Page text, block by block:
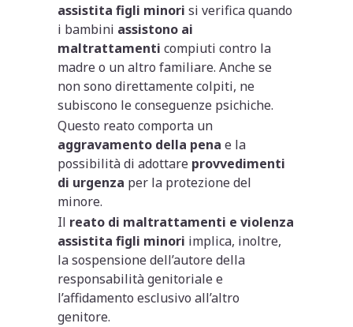
assistita figli minori si verifica quando
i bambini assistono ai
maltrattamenti compiuti contro la
madre o un altro familiare. Anche se
non sono direttamente colpiti, ne
subiscono le conseguenze psichiche.
Questo reato comporta un
aggravamento della pena e la
possibilità di adottare provvedimenti
di urgenza per la protezione del
minore.
Il reato di maltrattamenti e violenza
assistita figli minori implica, inoltre,
la sospensione dell’autore della
responsabilità genitoriale e
l’affidamento esclusivo all’altro
genitore.